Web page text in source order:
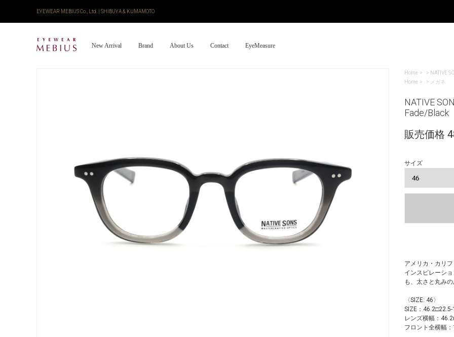
EYEWEAR MEBIUS Co., Ltd. | SHIBUYA & KUMAMOTO
New Arrival Brand About Us Contact EyeMeasure
Home > NATIVE
Home
> メガネ
NATIVE
Fade/Black
販売価格
サイズ
アメリカ・カリ
インスピレーシ
も、太さと丸み
〈SIZE: 46〉
SIZE：
レンズ横幅：
フロント全横幅